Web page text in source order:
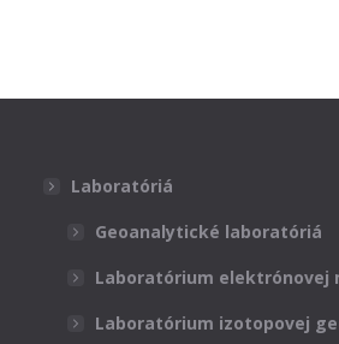
Laboratóriá
Geoanalytické laboratóriá
Laboratórium elektrónovej
Laboratórium izotopovej